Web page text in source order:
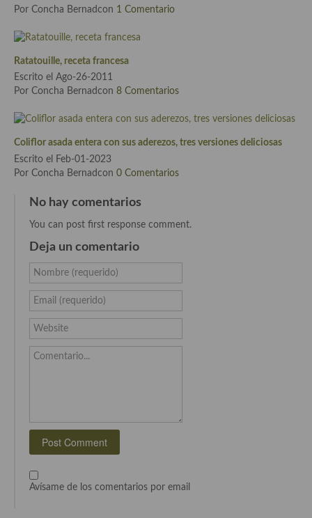
Cocina Azerí (Azerbaiyán)
Cocina de Egipto
Cocina de Tunez
Cocina Oriental
Cocina Tailandesa
Cocina Vietnamita
Cocina camboyana
Cocina HIndú
Cocina China
Cocina del Pacifico
Cocina filipina
Cocina Africana
Cocina Sudafrinaca
Cocina del Congo
Por Concha Bernadcon 1 Comentario
Ratatouille, receta francesa
Escrito el Ago-26-2011
Por Concha Bernadcon 8 Comentarios
Coliflor asada entera con sus aderezos, tres versiones deliciosas
Escrito el Feb-01-2023
Por Concha Bernadcon 0 Comentarios
No hay comentarios
You can post first response comment.
Deja un comentario
Nombre (requerido)
Email (requerido)
Website
Comentario...
Avísame de los comentarios por email